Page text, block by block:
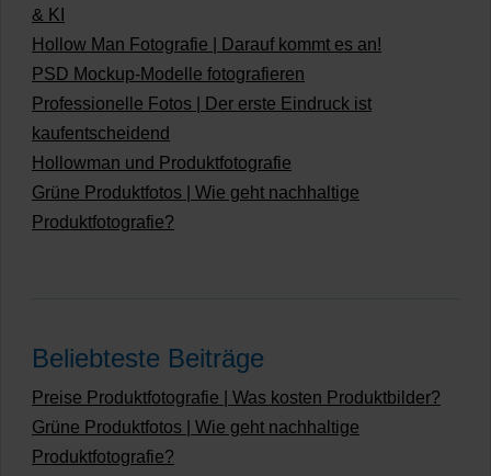
& KI
Hollow Man Fotografie | Darauf kommt es an!
PSD Mockup-Modelle fotografieren
Professionelle Fotos | Der erste Eindruck ist
kaufentscheidend
Hollowman und Produktfotografie
Grüne Produktfotos | Wie geht nachhaltige
Produktfotografie?
Beliebteste Beiträge
Preise Produktfotografie | Was kosten Produktbilder?
Grüne Produktfotos | Wie geht nachhaltige
Produktfotografie?